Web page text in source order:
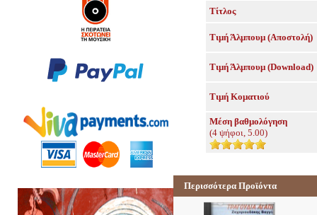
Τίτλος
Τιμή Άλμπουμ (Αποστολή)
Τιμή Άλμπουμ (Download)
Τιμή Κοματιού
Μέση βαθμολόγηση
(4 ψήφοι, 5.00)
Περισσότερα Προϊόντα